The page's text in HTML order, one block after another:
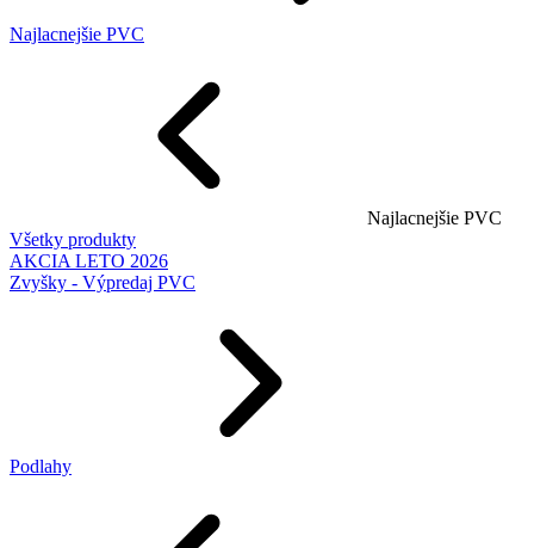
Najlacnejšie PVC
Najlacnejšie PVC
Všetky produkty
AKCIA LETO 2026
Zvyšky - Výpredaj PVC
Podlahy